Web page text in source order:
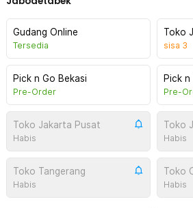
Gudang Online
Tersedia
Toko
sisa 3
Pick n Go Bekasi
Pre-Order
Pick
Pre-
Toko Jakarta Pusat
Habis
Toko
Habis
Toko Tangerang
Habis
Toko
Habis